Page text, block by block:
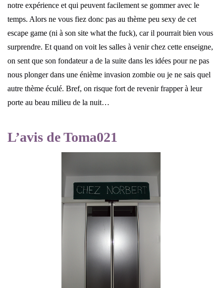
notre expérience et qui peuvent facilement se gommer avec le
temps. Alors ne vous fiez donc pas au thème peu sexy de cet
escape game (ni à son site what the fuck), car il pourrait bien vous
surprendre. Et quand on voit les salles à venir chez cette enseigne,
on sent que son fondateur a de la suite dans les idées pour ne pas
nous plonger dans une énième invasion zombie ou je ne sais quel
autre thème éculé. Bref, on risque fort de revenir frapper à leur
porte au beau milieu de la nuit…
L’avis de Toma021